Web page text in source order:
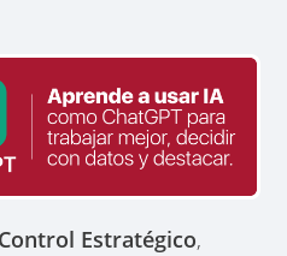
Estratégico,